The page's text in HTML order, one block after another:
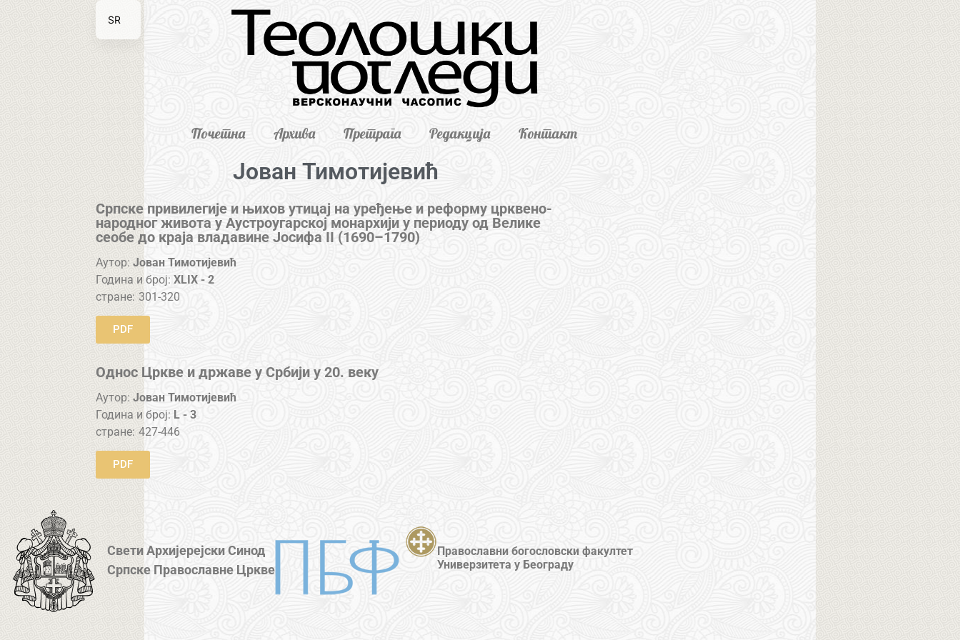
Почетна Архива Претрага Редакција Контакт
Јован Тимотијевић
Српске привилегије и њихов утицај на уређење и реформу црквено-
народног живота у Аустроугарској монархији у периоду од Велике
сеобе до краја владавине Јосифа II (1690–1790)
Аутор: Јован Тимотијевић
Година и број:XLIX - 2
стране: 301-320
PDF
Однос Цркве и државе у Србији у 20. веку
Аутор: Јован Тимотијевић
Година и број: L - 3
стране: 427-446
PDF
Свети Архијерејски Синод
Српске Православне Цркве
Православни богословски факултет
Универзитета у Београду
SR
EN